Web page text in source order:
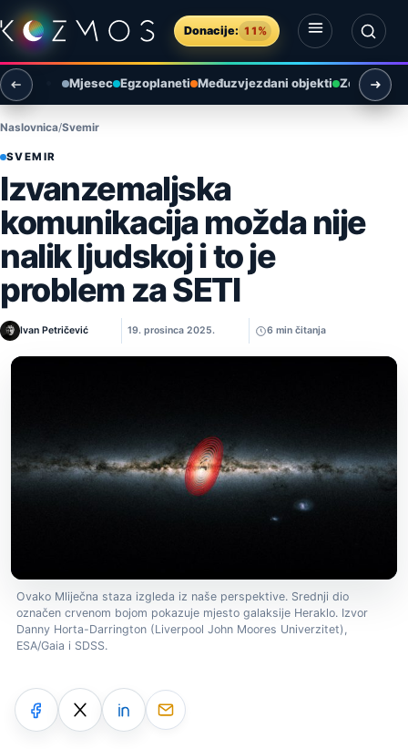
Preskoči na sadržaj
Donacije: 11%
Otvori izbornik
Otvori pretragu
Mjesec Egzoplaneti Međuzvjezdani objekti Zemlja i
Naslovnica Svemir
SVEMIR
Izvanzemaljska
komunikacija možda nije
nalik ljudskoj i to je
problem za SETI
Ivan Petričević 19. prosinca 2025. 6 min čitanja
Ovako Mliječna staza izgleda iz naše perspektive. Srednji dio
označen crvenom bojom pokazuje mjesto galaksije Heraklo. Izvor
Danny Horta-Darrington (Liverpool John Moores Univerzitet),
ESA/Gaia i SDSS.